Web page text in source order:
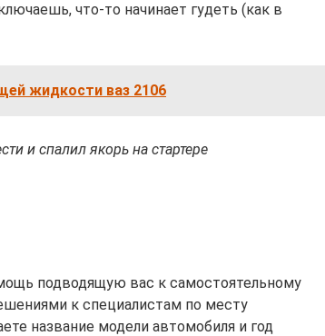
что-то начинает гудеть (как в
жидкости ваз 2106
и спалил якорь на стартере
подводящую вас к самостоятельному
к специалистам по месту
название модели автомобиля и год